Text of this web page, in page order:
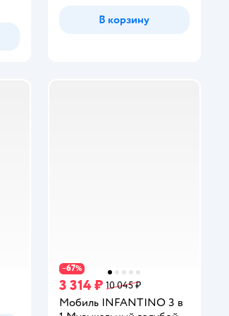
В корзину
−67%
3 314 ₽ 10 045 ₽
Мобиль INFANTINO 3 в